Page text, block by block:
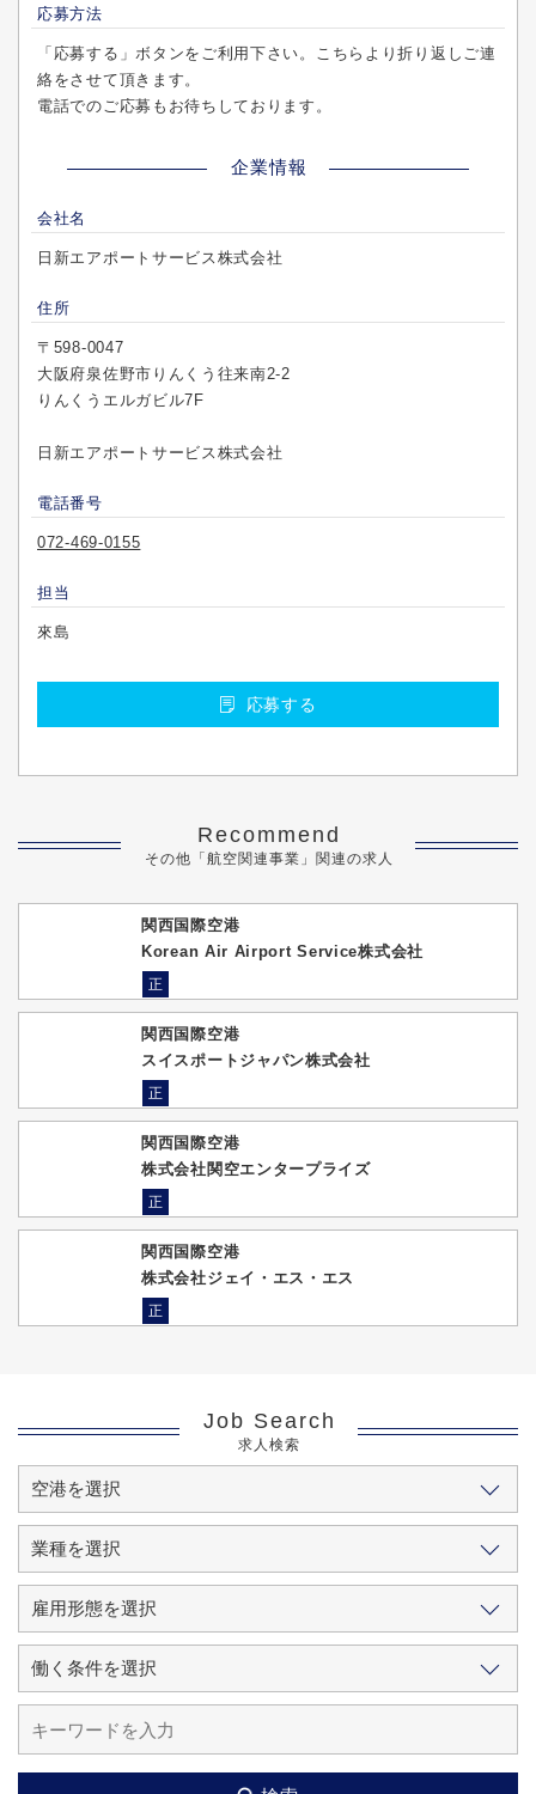
応募方法
「応募する」ボタンをご利用下さい。こちらより折り返しご連
絡をさせて頂きます。
電話でのご応募もお待ちしております。
企業情報
会社名
日新エアポートサービス株式会社
住所
〒598-0047
大阪府泉佐野市りんくう往来南2-2
りんくうエルガビル7F
日新エアポートサービス株式会社
電話番号
072-469-0155
担当
來島
応募する
Recommend
その他「航空関連事業」関連の求人
関西国際空港
Korean Air Airport Service株式会社
正
関西国際空港
スイスポートジャパン株式会社
正
関西国際空港
株式会社関空エンタープライズ
正
関西国際空港
株式会社ジェイ・エス・エス
正
Job Search
求人検索